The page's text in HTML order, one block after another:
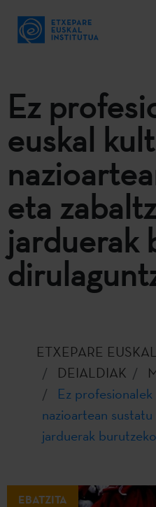
Ez
euskal
eta
jarduerak
ETXEPARE
DEIALDIAK
Ez
nazioartean
jarduerak
EBATZITA